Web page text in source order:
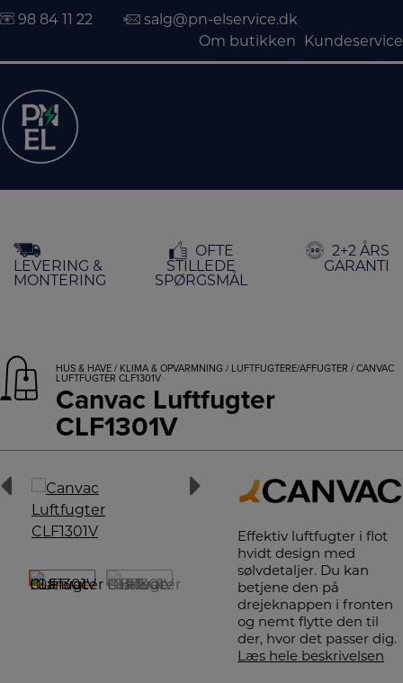
indholdet
98 84 11 22
salg@pn-elservice.dk
Om butikken
Kundeservice
LEVERING &
MONTERING
OFTE
STILLEDE
SPØRGSMÅL
2+2 ÅRS
GARANTI
HUS & HAVE / KLIMA & OPVARMNING / LUFTFUGTERE/AFFUGTER / CANVAC
LUFTFUGTER CLF1301V
Canvac Luftfugter
CLF1301V
Effektiv luftfugter i flot
hvidt design med
sølvdetaljer. Du kan
betjene den på
drejeknappen i fronten
og nemt flytte den til
der, hvor det passer dig.
Læs hele beskrivelsen